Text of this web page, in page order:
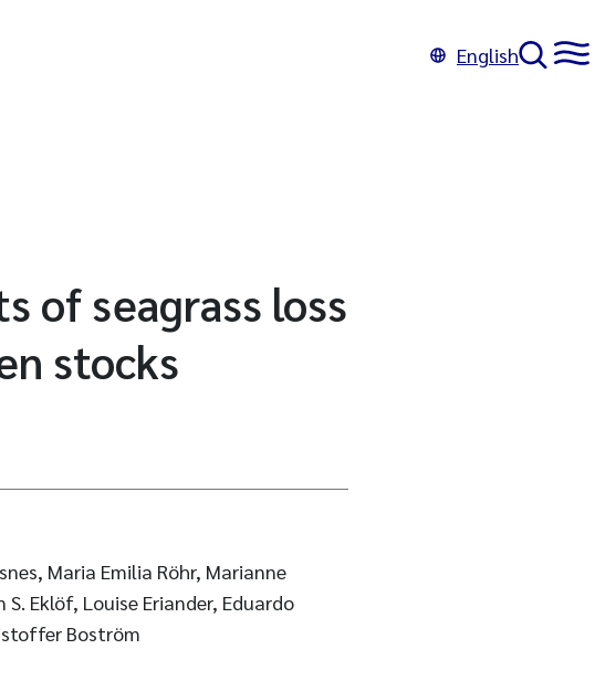
English
of seagrass loss
stocks
Maria Emilia Röhr, Marianne
S. Eklöf, Louise Eriander, Eduardo
Boström